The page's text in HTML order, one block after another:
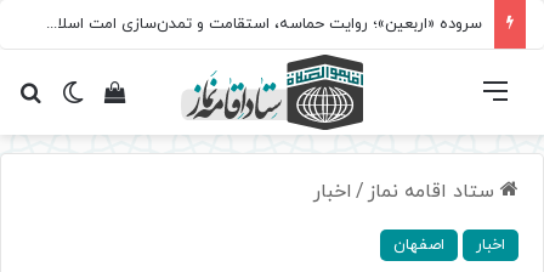
سروده‌ «اربعین»؛ روایت حماسه، استقامت و تمدن‌سازی امت اسلامی
تغییرمشاهده فهرست
ستاد اقامه نماز / اخبار
اخبار اصفهان